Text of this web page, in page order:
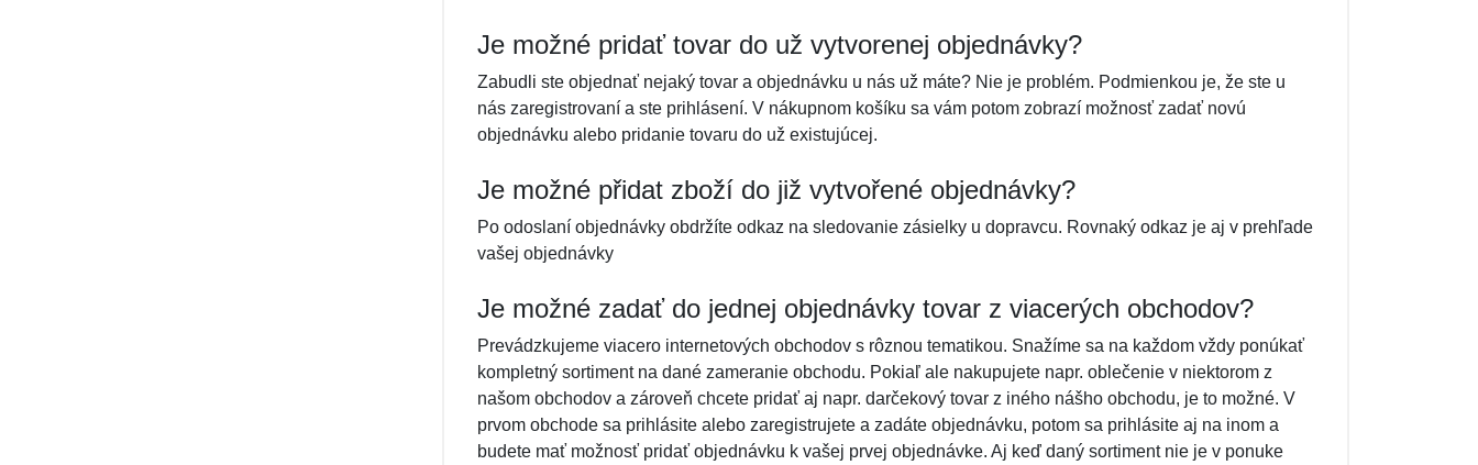
Je možné pridať tovar do už vytvorenej objednávky?
Zabudli ste objednať nejaký tovar a objednávku u nás už máte? Nie je problém. Podmienkou je, že ste u
nás zaregistrovaní a ste prihlásení. V nákupnom košíku sa vám potom zobrazí možnosť zadať novú
objednávku alebo pridanie tovaru do už existujúcej.
Je možné přidat zboží do již vytvořené objednávky?
Po odoslaní objednávky obdržíte odkaz na sledovanie zásielky u dopravcu. Rovnaký odkaz je aj v prehľade
vašej objednávky
Je možné zadať do jednej objednávky tovar z viacerých obchodov?
Prevádzkujeme viacero internetových obchodov s rôznou tematikou. Snažíme sa na každom vždy ponúkať
kompletný sortiment na dané zameranie obchodu. Pokiaľ ale nakupujete napr. oblečenie v niektorom z
našom obchodov a zároveň chcete pridať aj napr. darčekový tovar z iného nášho obchodu, je to možné. V
prvom obchode sa prihlásite alebo zaregistrujete a zadáte objednávku, potom sa prihlásite aj na inom a
budete mať možnosť pridať objednávku k vašej prvej objednávke. Aj keď daný sortiment nie je v ponuke